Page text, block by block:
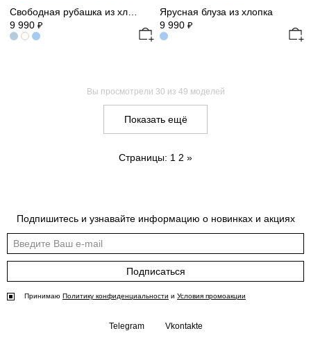
9 990 ₽
Ярусная блуза из хлопка
9 990 ₽
Вы просмотрели 30 из 49 моделей
Показать ещё
Страницы: 1 2 »
Подпишитесь и узнавайте информацию о новинках и акциях
Подписаться
Принимаю Политику конфиденциальности и Условия промоакции
Telegram Vkontakte